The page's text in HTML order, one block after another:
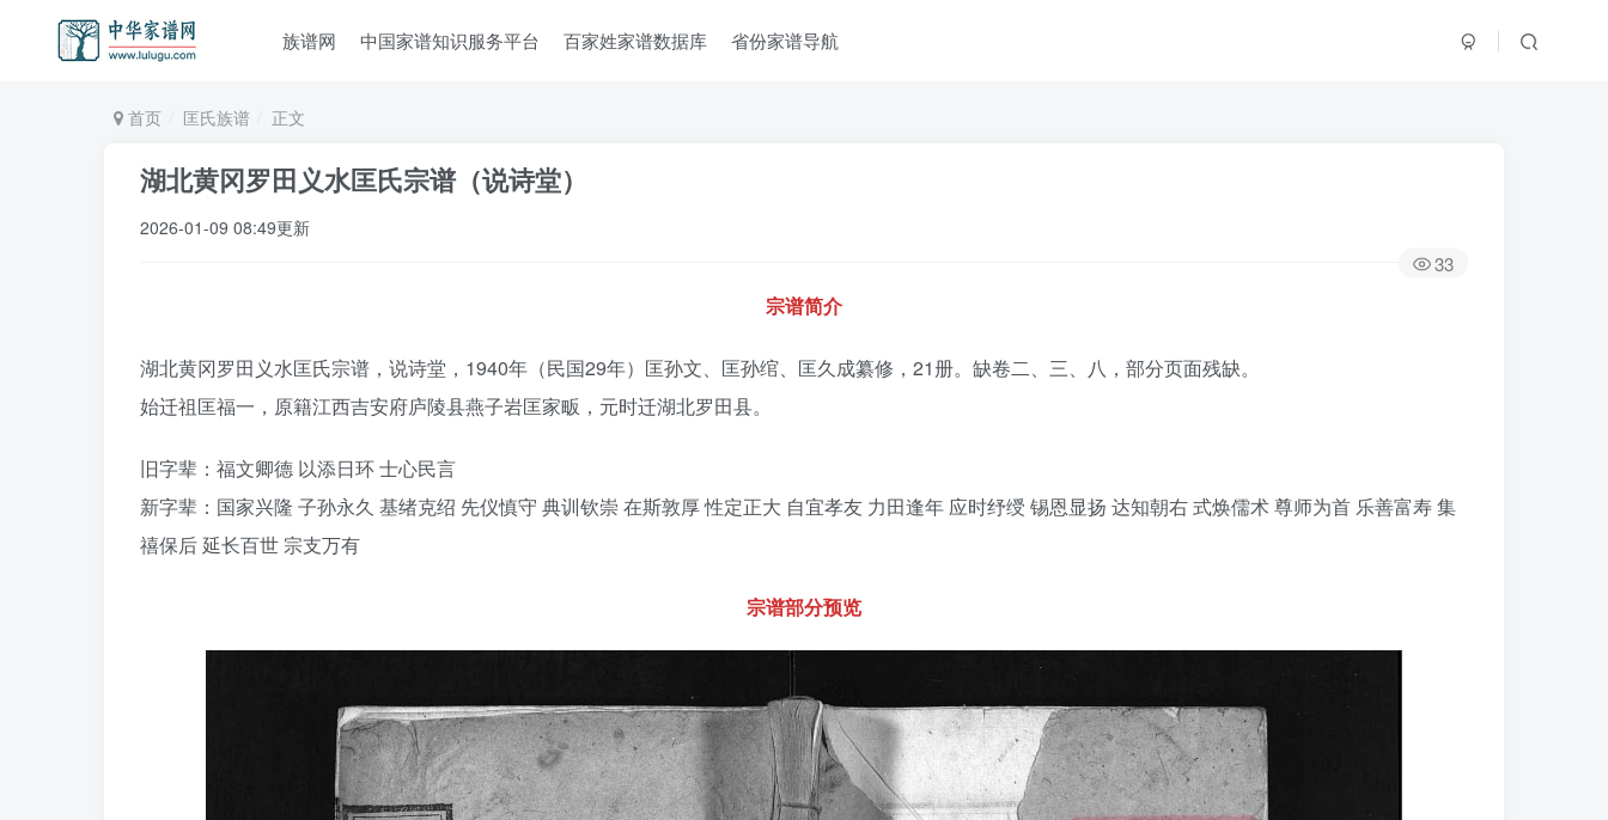
族谱网 中国家谱知识服务平台 百家姓家谱数据库 省份家谱导航
首页 匡氏族谱 正文
湖北黄冈罗田义水匡氏宗谱（说诗堂）
2026-01-09 08:49更新
33
宗谱简介
湖北黄冈罗田义水匡氏宗谱，说诗堂，1940年（民国29年）匡孙文、匡孙绾、匡久成纂修，21册。缺卷二、三、八，部分页面残缺。
始迁祖匡福一，原籍江西吉安府庐陵县燕子岩匡家畈，元时迁湖北罗田县。
旧字辈：福文卿德 以添日环 士心民言
新字辈：国家兴隆 子孙永久 基绪克绍 先仪慎守 典训钦崇 在斯敦厚 性定正大 自宜孝友 力田逢年 应时纾绶 锡恩显扬 达知朝右 式焕儒术 尊师为首 乐善富寿 集
禧保后 延长百世 宗支万有
宗谱部分预览